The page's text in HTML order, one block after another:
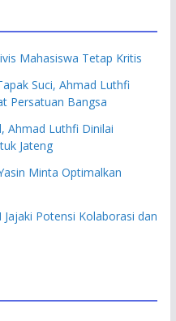
Mahasiswa Tetap Kritis
Suci, Ahmad Luthfi
Persatuan Bangsa
Ahmad Luthfi Dinilai
Jateng
Minta Optimalkan
Potensi Kolaborasi dan